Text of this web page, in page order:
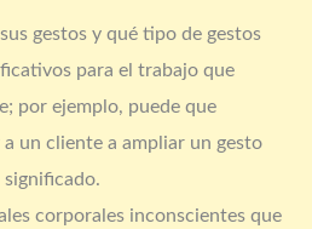
gestos y qué tipo de gestos
para el trabajo que
por ejemplo, puede que
un cliente a ampliar un gesto
significado.
corporales inconscientes que